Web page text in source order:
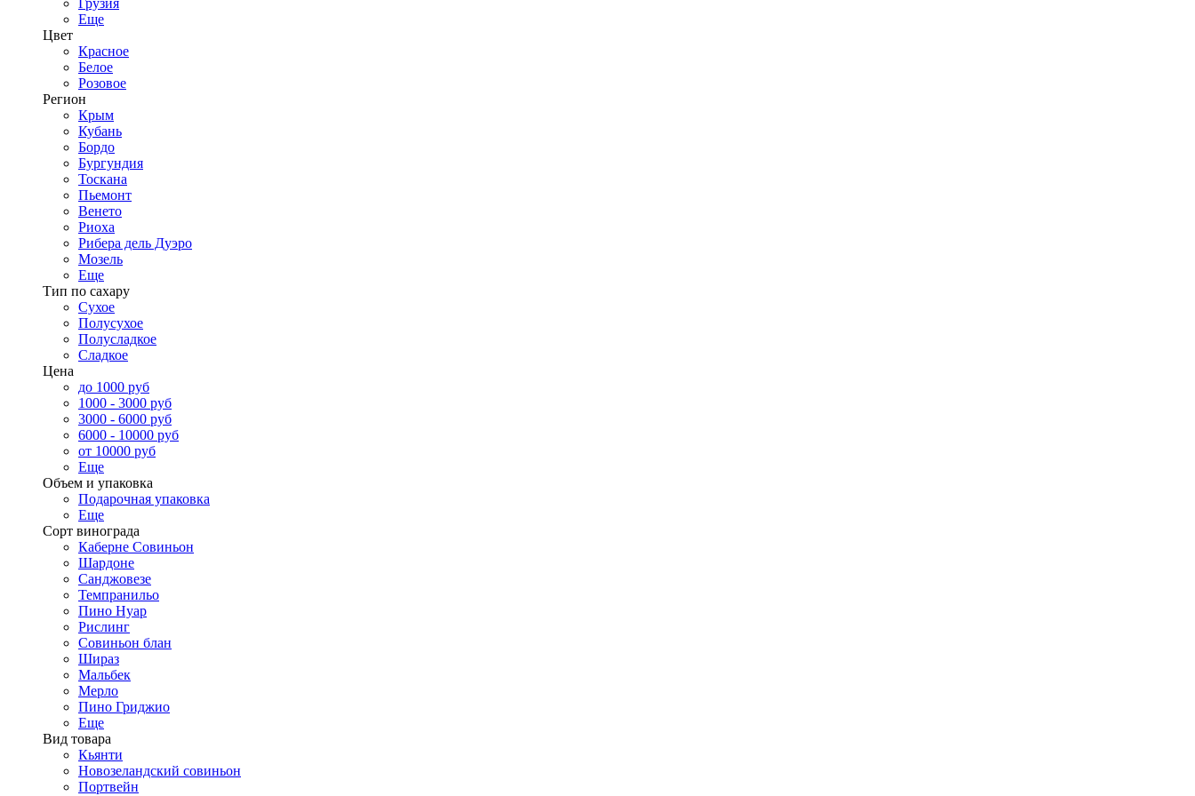
Грузия
Еще
Цвет
Красное
Белое
Розовое
Регион
Крым
Кубань
Бордо
Бургундия
Тоскана
Пьемонт
Венето
Риоха
Рибера дель Дуэро
Мозель
Еще
Тип по сахару
Сухое
Полусухое
Полусладкое
Сладкое
Цена
до 1000 руб
1000 - 3000 руб
3000 - 6000 руб
6000 - 10000 руб
от 10000 руб
Еще
Объем и упаковка
Подарочная упаковка
Еще
Сорт винограда
Каберне Совиньон
Шардоне
Санджовезе
Темпранильо
Пино Нуар
Рислинг
Совиньон блан
Шираз
Мальбек
Мерло
Пино Гриджио
Еще
Вид товара
Кьянти
Новозеландский совиньон
Портвейн